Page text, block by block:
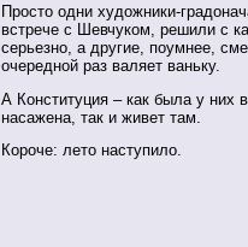
Просто одни художники-
встрече с Шевчуком, решили с
серьезно, а другие, поумнее,
очередной раз валяет ваньку.
А Конституция – как была у них
насажена, так и живет там.
Короче: лето наступило.